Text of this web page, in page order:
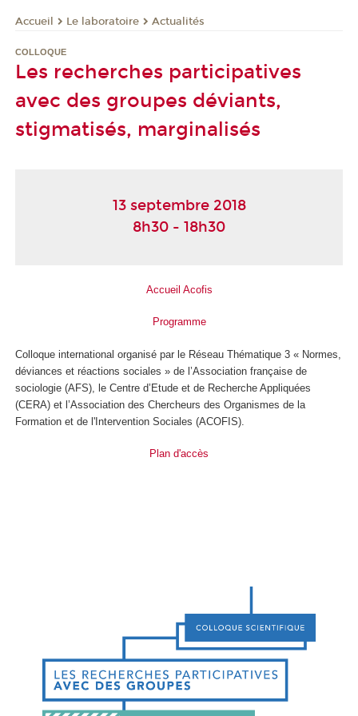
Accueil Le laboratoire Actualités
COLLOQUE
Les recherches participatives
avec des groupes déviants,
stigmatisés, marginalisés
13 septembre 2018
8h30 - 18h30
Accueil Acofis
Programme
Colloque international organisé par le Réseau Thématique 3 « Normes,
déviances et réactions sociales » de l’Association française de
sociologie (AFS), le Centre d’Etude et de Recherche Appliquées
(CERA) et l’Association des Chercheurs des Organismes de la
Formation et de l'Intervention Sociales (ACOFIS).
Plan d'accès